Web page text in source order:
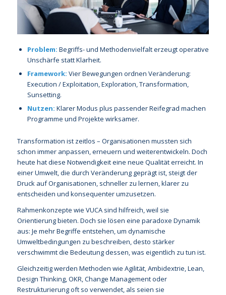
Problem: Begriffs- und Methodenvielfalt erzeugt operative
Unschärfe statt Klarheit.
Framework: Vier Bewegungen ordnen Veränderung:
Execution / Exploitation, Exploration, Transformation,
Sunsetting.
Nutzen: Klarer Modus plus passender Reifegrad machen
Programme und Projekte wirksamer.
Transformation ist zeitlos – Organisationen mussten sich
schon immer anpassen, erneuern und weiterentwickeln. Doch
heute hat diese Notwendigkeit eine neue Qualität erreicht. In
einer Umwelt, die durch Veränderung geprägt ist, steigt der
Druck auf Organisationen, schneller zu lernen, klarer zu
entscheiden und konsequenter umzusetzen.
Rahmenkonzepte wie VUCA sind hilfreich, weil sie
Orientierung bieten. Doch sie lösen eine paradoxe Dynamik
aus: Je mehr Begriffe entstehen, um dynamische
Umweltbedingungen zu beschreiben, desto stärker
verschwimmt die Bedeutung dessen, was eigentlich zu tun ist.
Gleichzeitig werden Methoden wie Agilität, Ambidextrie, Lean,
Design Thinking, OKR, Change Management oder
Restrukturierung oft so verwendet, als seien sie